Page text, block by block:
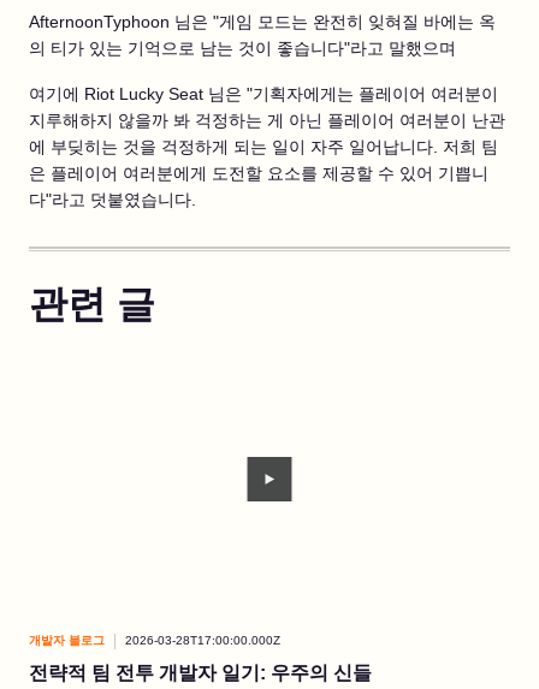
AfternoonTyphoon 님은 "게임 모드는 완전히 잊혀질 바에는 옥
의 티가 있는 기억으로 남는 것이 좋습니다"라고 말했으며
여기에 Riot Lucky Seat 님은 "기획자에게는 플레이어 여러분이
지루해하지 않을까 봐 걱정하는 게 아닌 플레이어 여러분이 난관
에 부딪히는 것을 걱정하게 되는 일이 자주 일어납니다. 저희 팀
은 플레이어 여러분에게 도전할 요소를 제공할 수 있어 기쁩니
다"라고 덧붙였습니다.
관련 글
개발자 블로그 2026-03-28T17:00:00.000Z
전략적 팀 전투 개발자 일기: 우주의 신들